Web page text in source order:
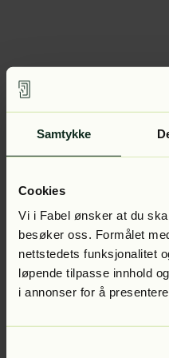
Samtykke
Cookies
Vi i Fabel ønsker at du
besøker oss. Formålet
nettstedets funksjonalitet
løpende tilpasse innhold
i annonser for å